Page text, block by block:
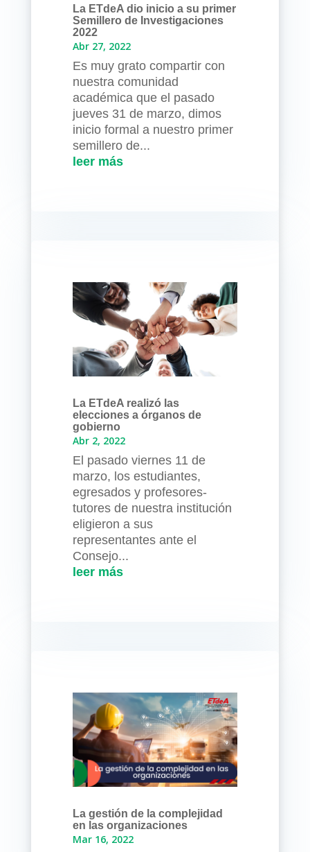
La ETdeA dio inicio a su primer
Semillero de Investigaciones
2022
Abr 27, 2022
Es muy grato compartir con
nuestra comunidad
académica que el pasado
jueves 31 de marzo, dimos
inicio formal a nuestro primer
semillero de...
leer más
La ETdeA realizó las
elecciones a órganos de
gobierno
Abr 2, 2022
El pasado viernes 11 de
marzo, los estudiantes,
egresados y profesores-
tutores de nuestra institución
eligieron a sus
representantes ante el
Consejo...
leer más
La gestión de la complejidad
en las organizaciones
Mar 16, 2022